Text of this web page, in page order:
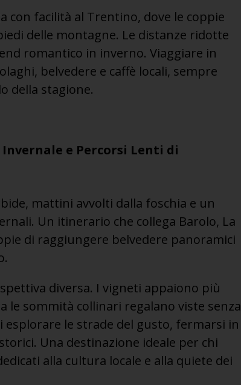
con facilità al Trentino, dove le coppie
delle montagne. Le distanze ridotte
romantico in inverno. Viaggiare in
belvedere e caffè locali, sempre
della stagione.
e Percorsi Lenti di
mattini avvolti dalla foschia e un
Un itinerario che collega Barolo, La
di raggiungere belvedere panoramici
diversa. I vigneti appaiono più
le sommità collinari regalano viste senza
le strade del gusto, fermarsi in
Una destinazione ideale per chi
alla cultura locale e alla quiete dei